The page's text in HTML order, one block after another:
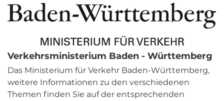
Verkehrsministerium Baden - Württemberg
Das Ministerium für Verkehr Baden-Württemberg,
weitere Informationen zu den verschiedenen
Themen finden Sie auf der entsprechenden